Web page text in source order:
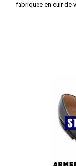
fabriquée en cuir de